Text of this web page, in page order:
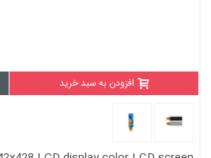
افزودن به سبد خرید